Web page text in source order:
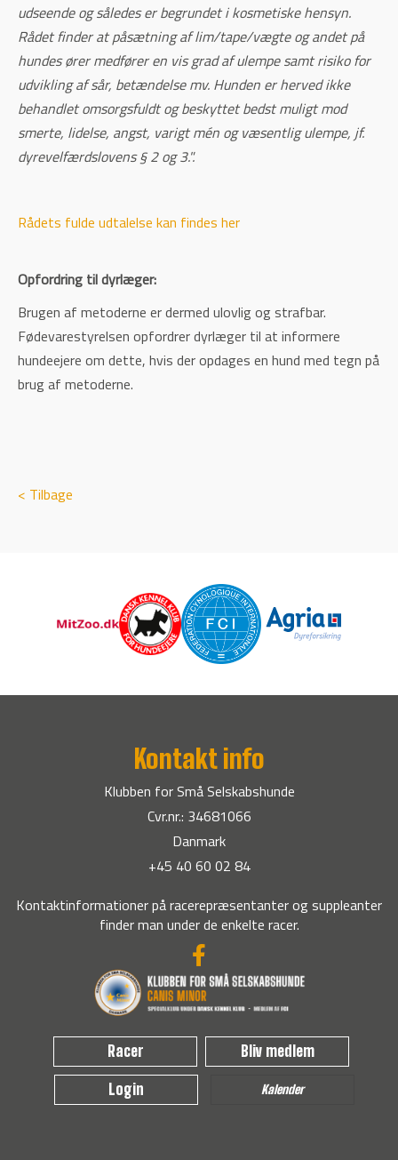
udseende og således er begrundet i kosmetiske hensyn.
Rådet finder at påsætning af lim/tape/vægte og andet på
hundes ører medfører en vis grad af ulempe samt risiko for
udvikling af sår, betændelse mv. Hunden er herved ikke
behandlet omsorgsfuldt og beskyttet bedst muligt mod
smerte, lidelse, angst, varigt mén og væsentlig ulempe, jf.
dyrevelfærdslovens § 2 og 3.".
Rådets fulde udtalelse kan findes her
Opfordring til dyrlæger:
Brugen af metoderne er dermed ulovlig og strafbar.
Fødevarestyrelsen opfordrer dyrlæger til at informere
hundeejere om dette, hvis der opdages en hund med tegn på
brug af metoderne.
< Tilbage
Kontakt info
Klubben for Små Selskabshunde
Cvr.nr.: 34681066
Danmark
+45 40 60 02 84
Kontaktinformationer på racerepræsentanter og suppleanter
finder man under de enkelte racer.
Racer Bliv medlem
Login Kalender